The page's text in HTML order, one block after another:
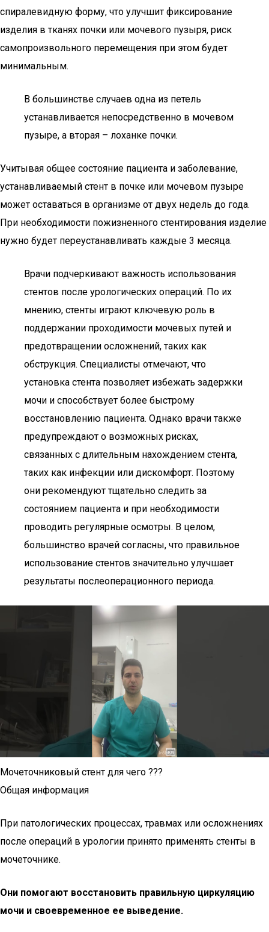
спиралевидную форму, что улучшит фиксирование
изделия в тканях почки или мочевого пузыря, риск
самопроизвольного перемещения при этом будет
минимальным.
В большинстве случаев одна из петель
устанавливается непосредственно в мочевом
пузыре, а вторая – лоханке почки.
Учитывая общее состояние пациента и заболевание,
устанавливаемый стент в почке или мочевом пузыре
может оставаться в организме от двух недель до года.
При необходимости пожизненного стентирования изделие
нужно будет переустанавливать каждые 3 месяца.
Врачи подчеркивают важность использования
стентов после урологических операций. По их
мнению, стенты играют ключевую роль в
поддержании проходимости мочевых путей и
предотвращении осложнений, таких как
обструкция. Специалисты отмечают, что
установка стента позволяет избежать задержки
мочи и способствует более быстрому
восстановлению пациента. Однако врачи также
предупреждают о возможных рисках,
связанных с длительным нахождением стента,
таких как инфекции или дискомфорт. Поэтому
они рекомендуют тщательно следить за
состоянием пациента и при необходимости
проводить регулярные осмотры. В целом,
большинство врачей согласны, что правильное
использование стентов значительно улучшает
результаты послеоперационного периода.
Мочеточниковый стент для чего ???
Общая информация
При патологических процессах, травмах или осложнениях
после операций в урологии принято применять стенты в
мочеточнике.
Они помогают восстановить правильную циркуляцию
мочи и своевременное ее выведение.